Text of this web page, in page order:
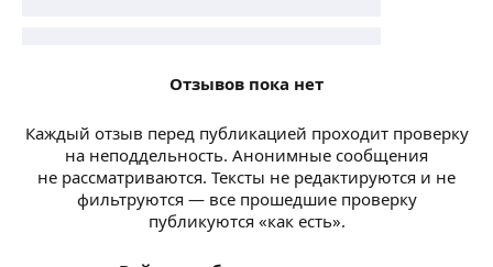
Отзывов пока нет
Каждый отзыв перед публикацией проходит проверку
на неподдельность. Анонимные сообщения
не рассматриваются. Тексты не редактируются и не
фильтруются — все прошедшие проверку
публикуются «как есть».